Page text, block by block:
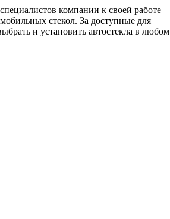
компании к своей работе
стекол. За доступные для
и установить автостекла в любом